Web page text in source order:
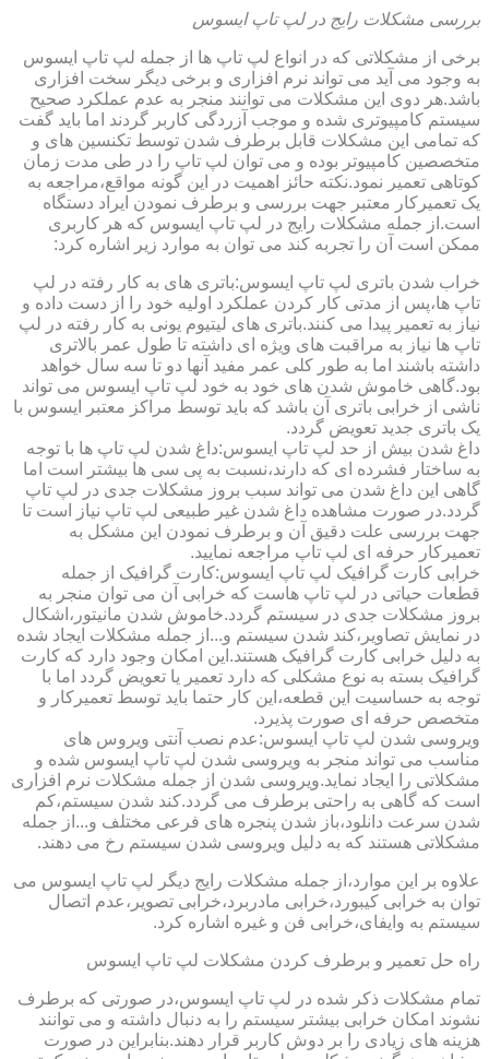
بررسی مشکلات رایج در لپ تاپ ایسوس
برخی از مشکلاتی که در انواع لپ تاپ ها از جمله لپ تاپ ایسوس
به وجود می آید می تواند نرم افزاری و برخی دیگر سخت افزاری
باشد.هر دوی این مشکلات می توانند منجر به عدم عملکرد صحیح
سیستم کامپیوتری شده و موجب آزردگی کاربر گردند اما باید گفت
که تمامی این مشکلات قابل برطرف شدن توسط تکنسین های و
متخصصین کامپیوتر بوده و می توان لپ تاپ را در طی مدت زمان
کوتاهی تعمیر نمود.نکته حائز اهمیت در این گونه مواقع،مراجعه به
یک تعمیرکار معتبر جهت بررسی و برطرف نمودن ایراد دستگاه
است.از جمله مشکلات رایج در لپ تاپ ایسوس که هر کاربری
ممکن است آن را تجربه کند می توان به موارد زیر اشاره کرد:
خراب شدن باتری لپ تاپ ایسوس:باتری های به کار رفته در لپ
تاپ ها،پس از مدتی کار کردن عملکرد اولیه خود را از دست داده و
نیاز به تعمیر پیدا می کنند.باتری های لیتیوم یونی به کار رفته در لپ
تاپ ها نیاز به مراقبت های ویژه ای داشته تا طول عمر بالاتری
داشته باشند اما به طور کلی عمر مفید آنها دو تا سه سال خواهد
بود.گاهی خاموش شدن های خود به خود لپ تاپ ایسوس می تواند
ناشی از خرابی باتری آن باشد که باید توسط مراکز معتبر ایسوس با
یک باتری جدید تعویض گردد.
داغ شدن بیش از حد لپ تاپ ایسوس:داغ شدن لپ تاپ ها با توجه
به ساختار فشرده ای که دارند،نسبت به پی سی ها بیشتر است اما
گاهی این داغ شدن می تواند سبب بروز مشکلات جدی در لپ تاپ
گردد.در صورت مشاهده داغ شدن غیر طبیعی لپ تاپ نیاز است تا
جهت بررسی علت دقیق آن و برطرف نمودن این مشکل به
تعمیرکار حرفه ای لپ تاپ مراجعه نمایید.
خرابی کارت گرافیک لپ تاپ ایسوس:کارت گرافیک از جمله
قطعات حیاتی در لپ تاپ هاست که خرابی آن می توان منجر به
بروز مشکلات جدی در سیستم گردد.خاموش شدن مانیتور،اشکال
در نمایش تصاویر،کند شدن سیستم و...از جمله مشکلات ایجاد شده
به دلیل خرابی کارت گرافیک هستند.این امکان وجود دارد که کارت
گرافیک بسته به نوع مشکلی که دارد تعمیر یا تعویض گردد اما با
توجه به حساسیت این قطعه،این کار حتما باید توسط تعمیرکار و
متخصص حرفه ای صورت پذیرد.
ویروسی شدن لپ تاپ ایسوس:عدم نصب آنتی ویروس های
مناسب می تواند منجر به ویروسی شدن لپ تاپ ایسوس شده و
مشکلاتی را ایجاد نماید.ویروسی شدن از جمله مشکلات نرم افزاری
است که گاهی به راحتی برطرف می گردد.کند شدن سیستم،کم
شدن سرعت دانلود،باز شدن پنجره های فرعی مختلف و...از جمله
مشکلاتی هستند که به دلیل ویروسی شدن سیستم رخ می دهند.
علاوه بر این موارد،از جمله مشکلات رایج دیگر لپ تاپ ایسوس می
توان به خرابی کیبورد،خرابی مادربرد،خرابی تصویر،عدم اتصال
سیستم به وایفای،خرابی فن و غیره اشاره کرد.
راه حل تعمیر و برطرف کردن مشکلات لپ تاپ ایسوس
تمام مشکلات ذکر شده در لپ تاپ ایسوس،در صورتی که برطرف
نشوند امکان خرابی بیشتر سیستم را به دنبال داشته و می توانند
هزینه های زیادی را بر دوش کاربر قرار دهند.بنابراین در صورت